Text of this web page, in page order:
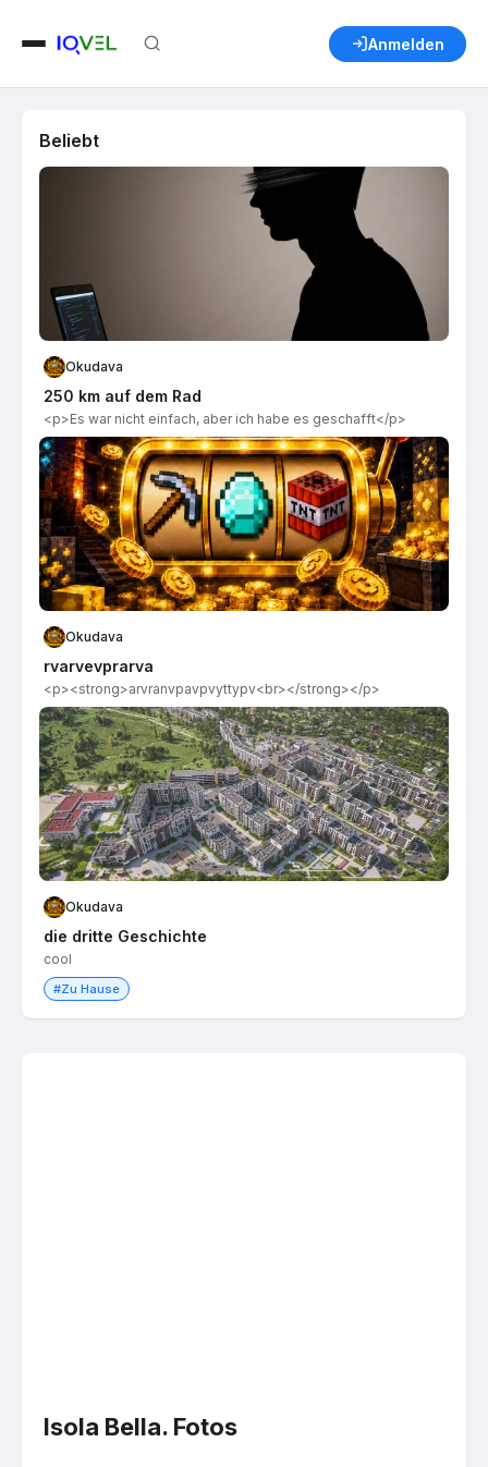
Anmelden
Isola Bella. Fotos
Beliebt
Okudava
250 km auf dem Rad
<p>Es war nicht einfach, aber ich habe es geschafft</p>
Okudava
rvarvevprarva
<p><strong>arvranvpavpvyttypv​<br></strong></p>
Okudava
die dritte Geschichte
cool
#Zu Hause